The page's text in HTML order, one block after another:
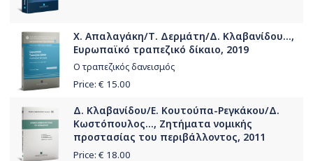
Χ. Απαλαγάκη/Τ. Δερμάτη/Δ. Κλαβανίδου...,
Ευρωπαϊκό τραπεζικό δίκαιο, 2019
Ο τραπεζικός δανεισμός
Price: € 15.00
Δ. Κλαβανίδου/Ε. Κουτούπα-Ρεγκάκου/Δ.
Κωστόπουλος..., Ζητήματα νομικής
προστασίας του περιβάλλοντος, 2011
Price: € 18.00